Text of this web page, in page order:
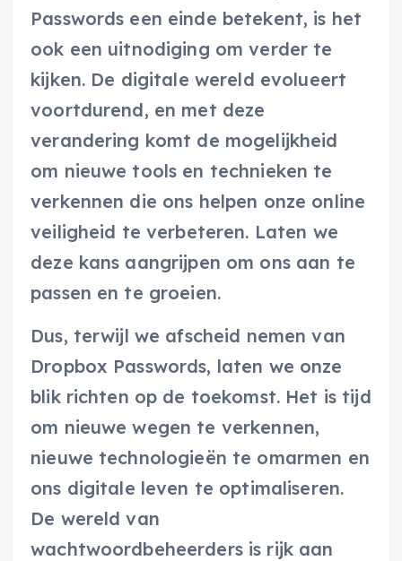
Passwords een einde betekent, is het
ook een uitnodiging om verder te
kijken. De digitale wereld evolueert
voortdurend, en met deze
verandering komt de mogelijkheid
om nieuwe tools en technieken te
verkennen die ons helpen onze online
veiligheid te verbeteren. Laten we
deze kans aangrijpen om ons aan te
passen en te groeien.
Dus, terwijl we afscheid nemen van
Dropbox Passwords, laten we onze
blik richten op de toekomst. Het is tijd
om nieuwe wegen te verkennen,
nieuwe technologieën te omarmen en
ons digitale leven te optimaliseren.
De wereld van
wachtwoordbeheerders is rijk aan